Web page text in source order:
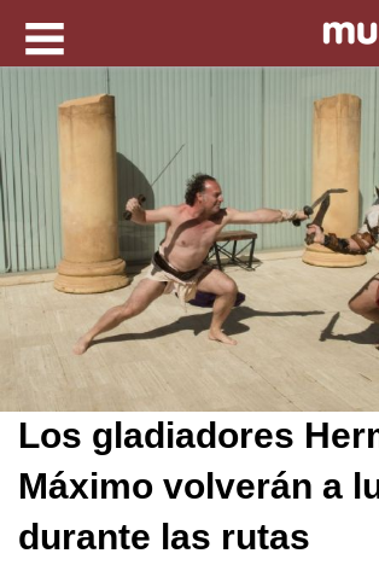
Los gladiadores
Máximo volverán a
durante las rutas